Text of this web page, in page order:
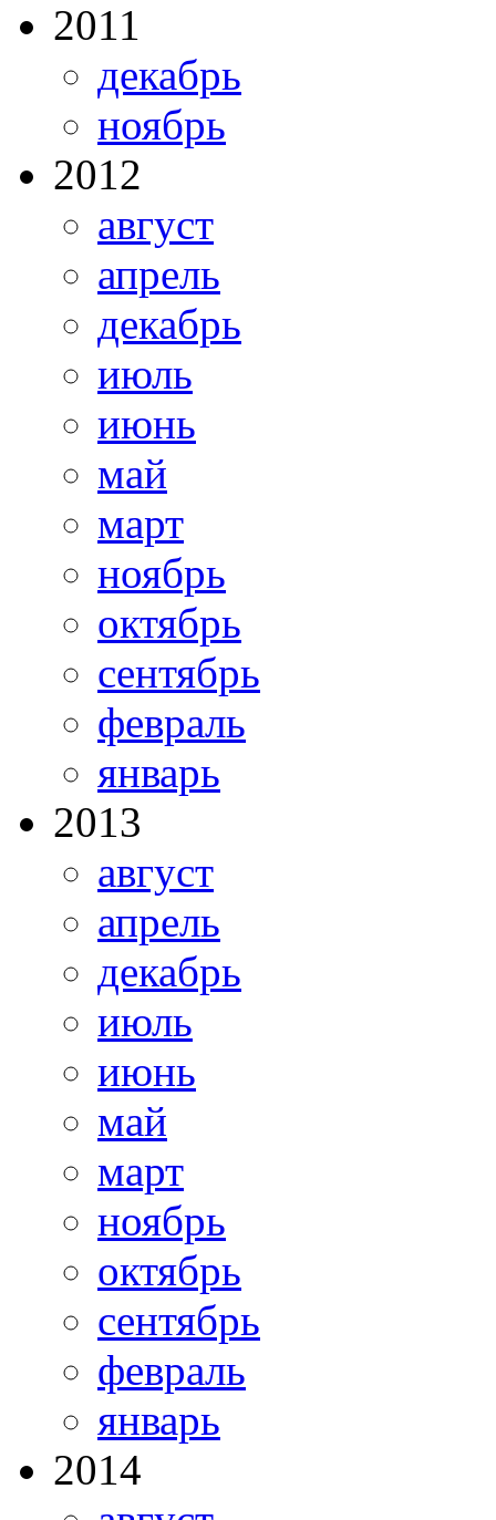
2011
декабрь
ноябрь
2012
август
апрель
декабрь
июль
июнь
май
март
ноябрь
октябрь
сентябрь
февраль
январь
2013
август
апрель
декабрь
июль
июнь
май
март
ноябрь
октябрь
сентябрь
февраль
январь
2014